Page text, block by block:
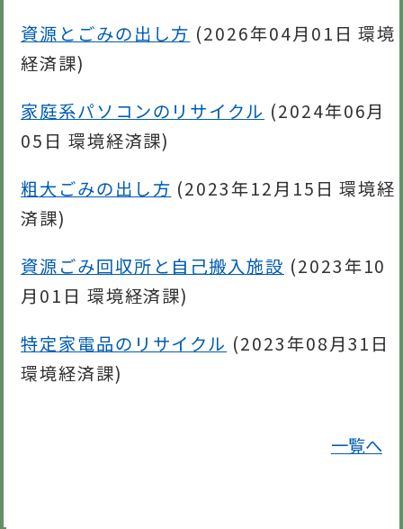
資源とごみの出し方 (2026年04月01日 環境
経済課)
家庭系パソコンのリサイクル (2024年06月
05日 環境経済課)
粗大ごみの出し方 (2023年12月15日 環境経
済課)
資源ごみ回収所と自己搬入施設 (2023年10
月01日 環境経済課)
特定家電品のリサイクル (2023年08月31日
環境経済課)
一覧へ